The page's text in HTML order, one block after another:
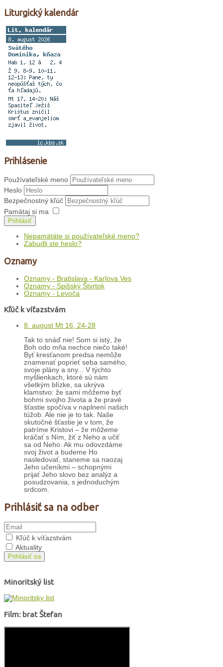
Liturgický kalendár
Prihlásenie
Používateľské meno
Heslo
Bezpečnostný kľúč
Pamätaj si ma
Prihlásiť
Nepamätáte si používateľské meno?
Zabudli ste heslo?
Oznamy
Oznamy - Bratislava - Karlova Ves
Oznamy - Spišský Štvrtok
Oznamy - Levoča
Kľúč k víťazstvám
8. august Mt 16, 24-28
Tak to snáď nie! Som si istý, že
Boh odo mňa nechce niečo také!
Byť kresťanom predsa nemôže
znamenať poprieť seba samého,
svoje plány a sny... V týchto
myšlienkach, ktoré sú nám
všetkým blízke, sa ukrýva
klamstvo: že sami môžeme byť
bohmi svojho života a že pravé
šťastie spočíva v naplnení našich
túžob. Ale nie je to tak. Naše
skutočné šťastie je v tom, že
patríme Kristovi – že môžeme
kráčať s Ním, žiť z Neho a učiť
sa od Neho. Ak mu odovzdáme
svoj život a budeme Ho
nasledovať, staneme sa naozaj
Jeho učeníkmi – schopnými
prijať Jeho slovo bez analýz a
posudzovania, s jednoduchým
srdcom.
Prihlásiť sa na odber
Kľúč k víťazstvám
Aktuality
Prihlásiť sa
Minoritský list
Film: brat Štefan